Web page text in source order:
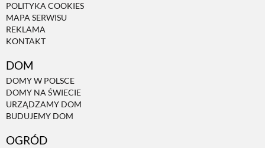
POLITYKA COOKIES
MAPA SERWISU
REKLAMA
KONTAKT
DOM
DOMY W POLSCE
DOMY NA ŚWIECIE
URZĄDZAMY DOM
BUDUJEMY DOM
OGRÓD
PROJEKTOWANIE OGRODU